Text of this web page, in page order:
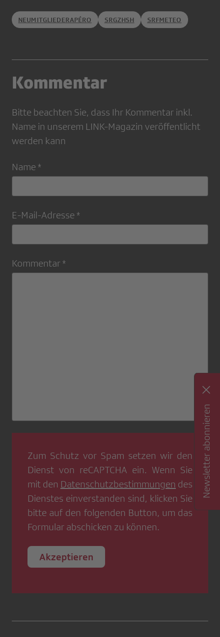
NEUMITGLIEDERAPÉRO SRGZHSH SRFMETEO
Kommentar
Bitte beachten Sie, dass Ihr Kommentar inkl.
Name in unserem LINK-Magazin veröffentlicht
werden kann
Name *
E-Mail-Adresse *
Kommentar *
Zum Schutz vor Spam setzen wir den
Dienst von reCAPTCHA ein. Wenn Sie
mit den Datenschutzbestimmungen des
Dienstes einverstanden sind, klicken Sie
bitte auf den folgenden Button, um das
Formular abschicken zu können.
Akzeptieren
Newsletter abonnieren